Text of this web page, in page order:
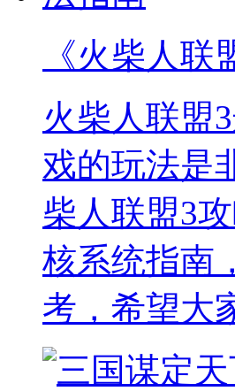
《火柴人
火柴人联盟
戏的玩法是
柴人联盟3
核系统指南
考，希望大